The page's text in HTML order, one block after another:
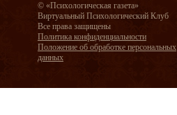
© «Психологическая газета»
Виртуальный Психологический Клуб
Все права защищены
Политика конфиденциальности
Положение об обработке персональных
данных